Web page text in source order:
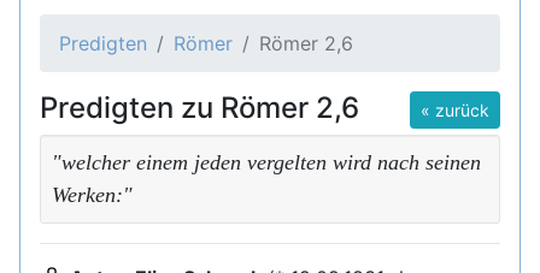
Predigten Römer Römer 2,6
« zurück
Predigten zu Römer 2,6
"welcher einem jeden vergelten wird nach seinen
Werken:"